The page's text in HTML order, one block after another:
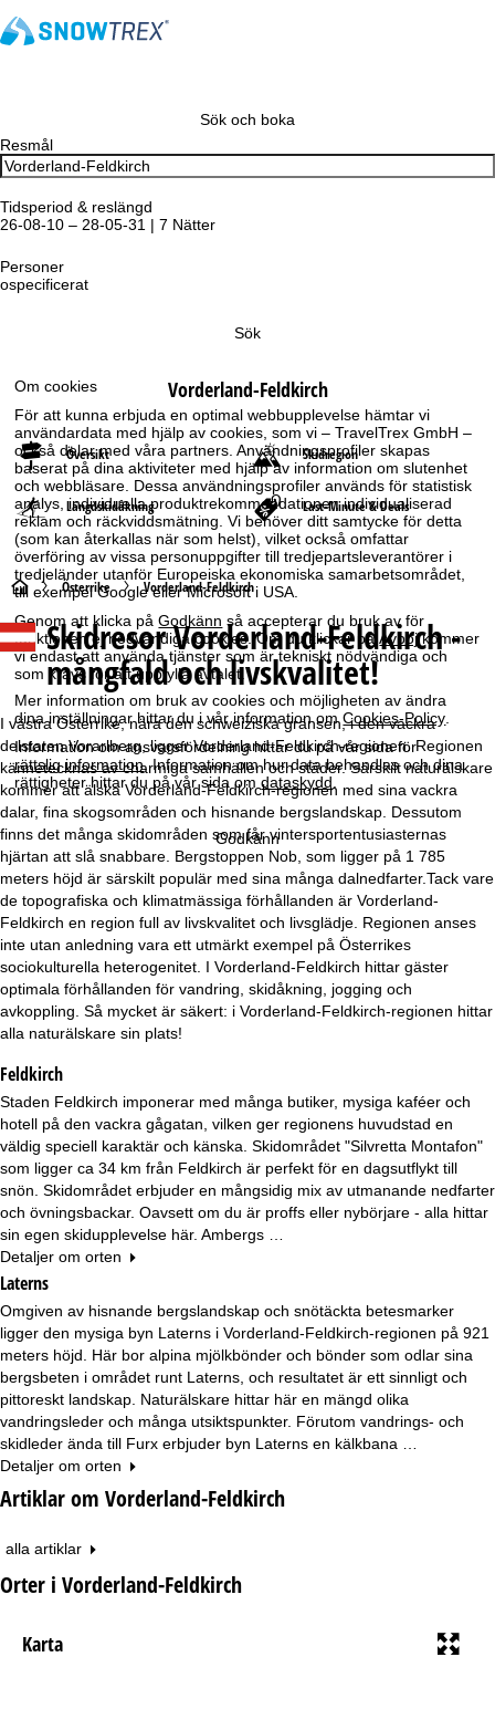
Om cookies
För att kunna erbjuda en optimal webbupplevelse hämtar vi
användardata med hjälp av cookies, som vi – TravelTrex GmbH –
också delar med våra partners. Användningsprofiler skapas
baserat på dina aktiviteter med hjälp av information om slutenhet
och webbläsare. Dessa användningsprofiler används för statistisk
analys, individuella produktrekommendationer, individualiserad
reklam och räckviddsmätning. Vi behöver ditt samtycke för detta
(som kan återkallas när som helst), vilket också omfattar
överföring av vissa personuppgifter till tredjepartsleverantörer i
tredjeländer utanför Europeiska ekonomiska samarbetsområdet,
till exempel Google eller Microsoft i USA.
Genom att klicka påGodkänn så accepterar du bruk av för
funktionen ej nödvändiga cookies. Om du klickar påAvböjkommer
vi endast att använda tjänster som är tekniskt nödvändiga och
som krävs för att uppfylla avtalet.
Mer information om bruk av cookies och möjligheten av ändra
dina inställningar hittar du i vår information omCookies-Policy.
Information om ansvarsfördelning hittar du på vår sida för
rättslig information. Information om hur data behandlas och dina
rättigheter hittar du på vår sida omdataskydd.
Godkänn
Sök och boka
Resmål
Tidsperiod & reslängd
26-08-10 – 28-05-31 | 7 Nätter
Personer
ospecificerat
Sök
Vorderland-Feldkirch
Översikt Skidregion
Längdskidåkning Last-Minute & Deals
S
t
a
r
t
s
i
d
a
Österrike Vorderland-Feldkirch
Skidresor Vorderland-Feldkirch -
mångfald och livskvalitet!
I västra Österrike, nära den schweiziska gränsen, i den vackra
delstaten Vorarlberg, ligger Vorderland-Feldkirch-regionen. Regionen
kännetecknas av charmiga samhällen och städer. Särskilt naturälskare
kommer att älska Vorderland-Feldkirch-regionen med sina vackra
dalar, fina skogsområden och hisnande bergslandskap. Dessutom
finns det många skidområden som får vintersportentusiasternas
hjärtan att slå snabbare. Bergstoppen Nob, som ligger på 1 785
meters höjd är särskilt populär med sina många dalnedfarter.Tack vare
de topografiska och klimatmässiga förhållanden är Vorderland-
Feldkirch en region full av livskvalitet och livsglädje. Regionen anses
inte utan anledning vara ett utmärkt exempel på Österrikes
sociokulturella heterogenitet. I Vorderland-Feldkirch hittar gäster
optimala förhållanden för vandring, skidåkning, jogging och
avkoppling. Så mycket är säkert: i Vorderland-Feldkirch-regionen hittar
alla naturälskare sin plats!
Feldkirch
Staden Feldkirch imponerar med många butiker, mysiga kaféer och
hotell på den vackra gågatan, vilken ger regionens huvudstad en
väldig speciell karaktär och känska. Skidområdet "Silvretta Montafon"
som ligger ca 34 km från Feldkirch är perfekt för en dagsutflykt till
snön. Skidområdet erbjuder en mångsidig mix av utmanande nedfarter
och övningsbackar. Oavsett om du är proffs eller nybörjare - alla hittar
sin egen skidupplevelse här. Ambergs …
Detaljer om orten
Laterns
Omgiven av hisnande bergslandskap och snötäckta betesmarker
ligger den mysiga byn Laterns i Vorderland-Feldkirch-regionen på 921
meters höjd. Här bor alpina mjölkbönder och bönder som odlar sina
bergsbeten i området runt Laterns, och resultatet är ett sinnligt och
pittoreskt landskap. Naturälskare hittar här en mängd olika
vandringsleder och många utsiktspunkter. Förutom vandrings- och
skidleder ända till Furx erbjuder byn Laterns en kälkbana …
Detaljer om orten
Artiklar om Vorderland-Feldkirch
alla artiklar
Orter i Vorderland-Feldkirch
Karta